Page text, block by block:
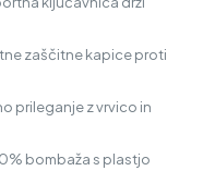
zaščitne kapice proti
prileganje z vrvico in
bombaža s plastjo